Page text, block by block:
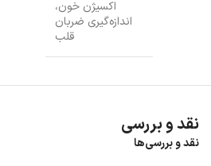
اکسیژن خون،
اندازه‌گیری ضربان
قلب
نقد و بررسی
نقد و بررسی‌ها